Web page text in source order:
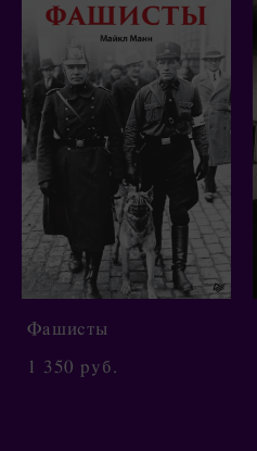
Фашисты
1 350 pуб.